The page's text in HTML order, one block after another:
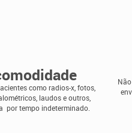
como radios-x, fotos,
laudos e outros,
por tempo indeterminado.